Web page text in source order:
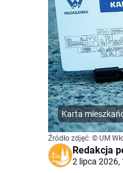
Karta
Źródło zdjęć: © UM
Redakcja
2 lipca 2026,